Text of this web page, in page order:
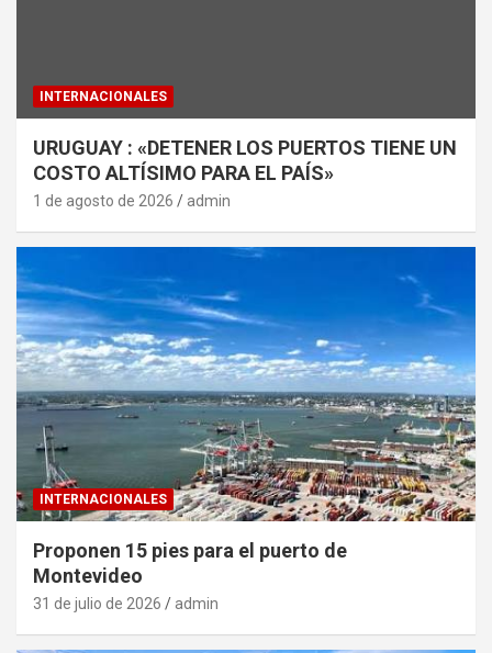
INTERNACIONALES
URUGUAY : «DETENER LOS PUERTOS TIENE UN
COSTO ALTÍSIMO PARA EL PAÍS»
1 de agosto de 2026 admin
INTERNACIONALES
Proponen 15 pies para el puerto de
Montevideo
31 de julio de 2026 admin